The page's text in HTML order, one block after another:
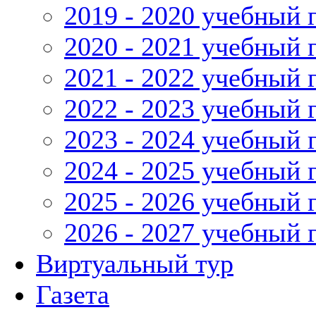
2019 - 2020 учебный
2020 - 2021 учебный
2021 - 2022 учебный
2022 - 2023 учебный
2023 - 2024 учебный
2024 - 2025 учебный
2025 - 2026 учебный
2026 - 2027 учебный
Виртуальный тур
Газета